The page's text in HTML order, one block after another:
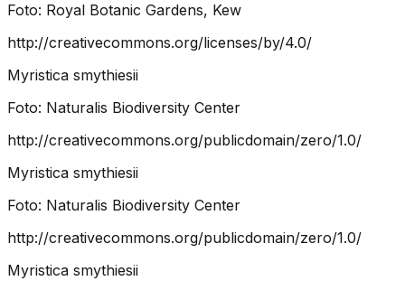
Foto: Royal Botanic Gardens, Kew
http://creativecommons.org/licenses/by/4.0/
Myristica smythiesii
Foto: Naturalis Biodiversity Center
http://creativecommons.org/publicdomain/zero/1.0/
Myristica smythiesii
Foto: Naturalis Biodiversity Center
http://creativecommons.org/publicdomain/zero/1.0/
Myristica smythiesii